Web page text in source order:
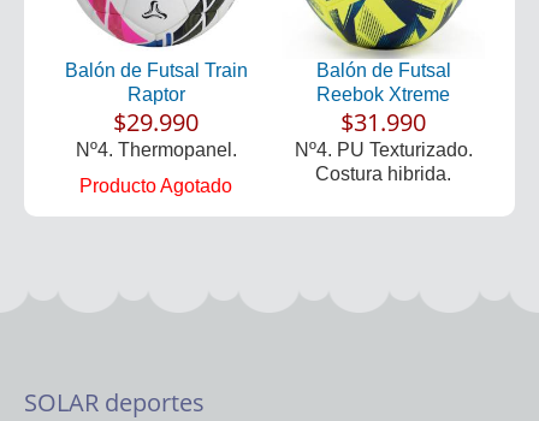
Balón de Futsal Train
Raptor
$29.990
Nº4. Thermopanel.
Producto Agotado
Balón de Futsal
Reebok Xtreme
$31.990
Nº4. PU Texturizado.
Costura hibrida.
SOLAR deportes